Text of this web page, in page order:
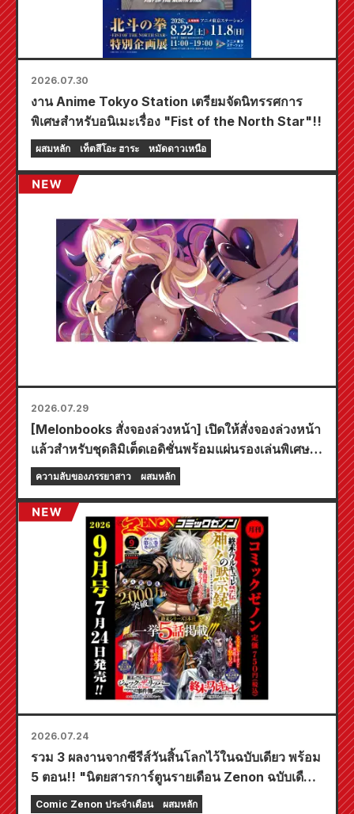
2026.07.30
งาน Anime Tokyo Station เตรียมจัดนิทรรศการ
พิเศษสำหรับอนิเมะเรื่อง "Fist of the North Star"!!
ผสมหลัก เท็ตสึโอะ ฮาระ หมัดดาวเหนือ
2026.07.29
[Melonbooks สั่งจองล่วงหน้า] เปิดให้สั่งจองล่วงหน้า
แล้วสำหรับชุดลิมิเต็ดเอดิชั่นพร้อมแผ่นรองเล่นพิเศษที่
มีภาพประกอบสุดงดงามของฟูยูกิ โทโจ วาดโดยคุโด!
เล่มที่ 6 ล่าสุดของ "ความลับของเจ้าสาวสาว" มี
กำหนดวางจำหน่ายในวันที่ 20 ตุลาคมนี้!
ความลับของภรรยาสาว ผสมหลัก
2026.07.24
รวม 3 ผลงานจากซีรีส์วันสิ้นโลกไว้ในฉบับเดียว พร้อม
5 ตอน!! "นิตยสารการ์ตูนรายเดือน Zenon ฉบับเดือน
กันยายน 2026" วางจำหน่ายวันที่ 24 กรกฎาคม!!
Comic Zenon ประจำเดือน ผสมหลัก